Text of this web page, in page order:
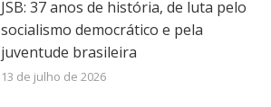
JSB: 37 anos de história, de luta pelo
socialismo democrático e pela
juventude brasileira
13 de julho de 2026